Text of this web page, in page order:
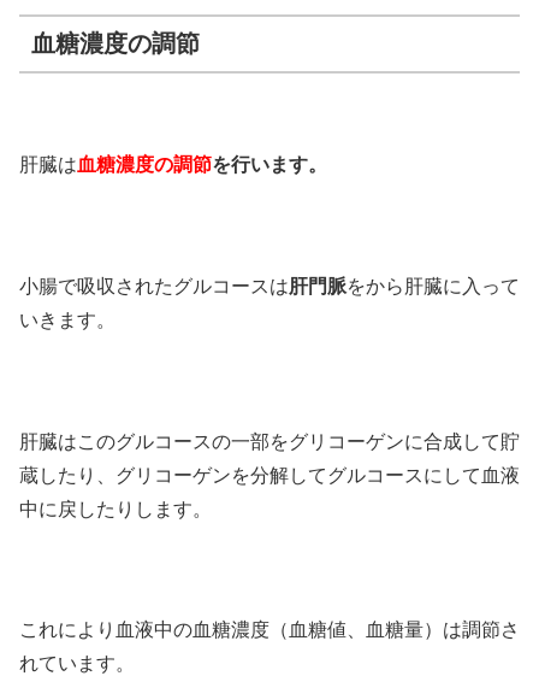
血糖濃度の調節
肝臓は血糖濃度の調節を行います。
小腸で吸収されたグルコースは肝門脈をから肝臓に入って
いきます。
肝臓はこのグルコースの一部をグリコーゲンに合成して貯
蔵したり、グリコーゲンを分解してグルコースにして血液
中に戻したりします。
これにより血液中の血糖濃度（血糖値、血糖量）は調節さ
れています。